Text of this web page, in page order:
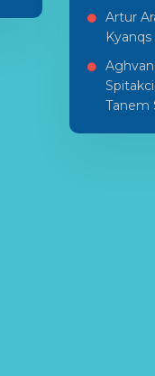
Artur
Kyanqs
Tanem